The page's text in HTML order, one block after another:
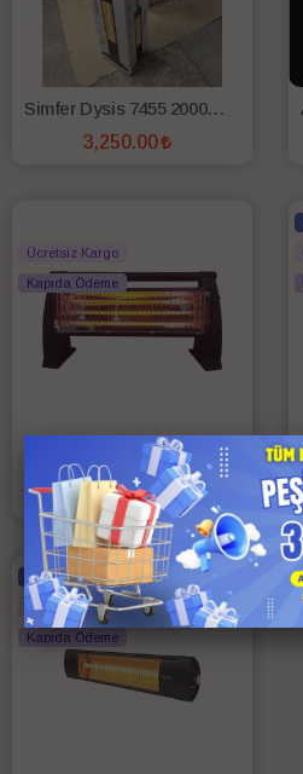
Simfer Dysis 7455 2000W Karbon Dikey Isıtıcı - Uzaktan Kumandalı
3,250.00
Ücretsiz Kargo
Kapıda Ödeme
Luxell LX-2820 1500 W Quartz Isıtıcı
790.00
SEPETE EKLE
Anında Kargo
Ücretsiz Kargo
Kapıda Ödeme